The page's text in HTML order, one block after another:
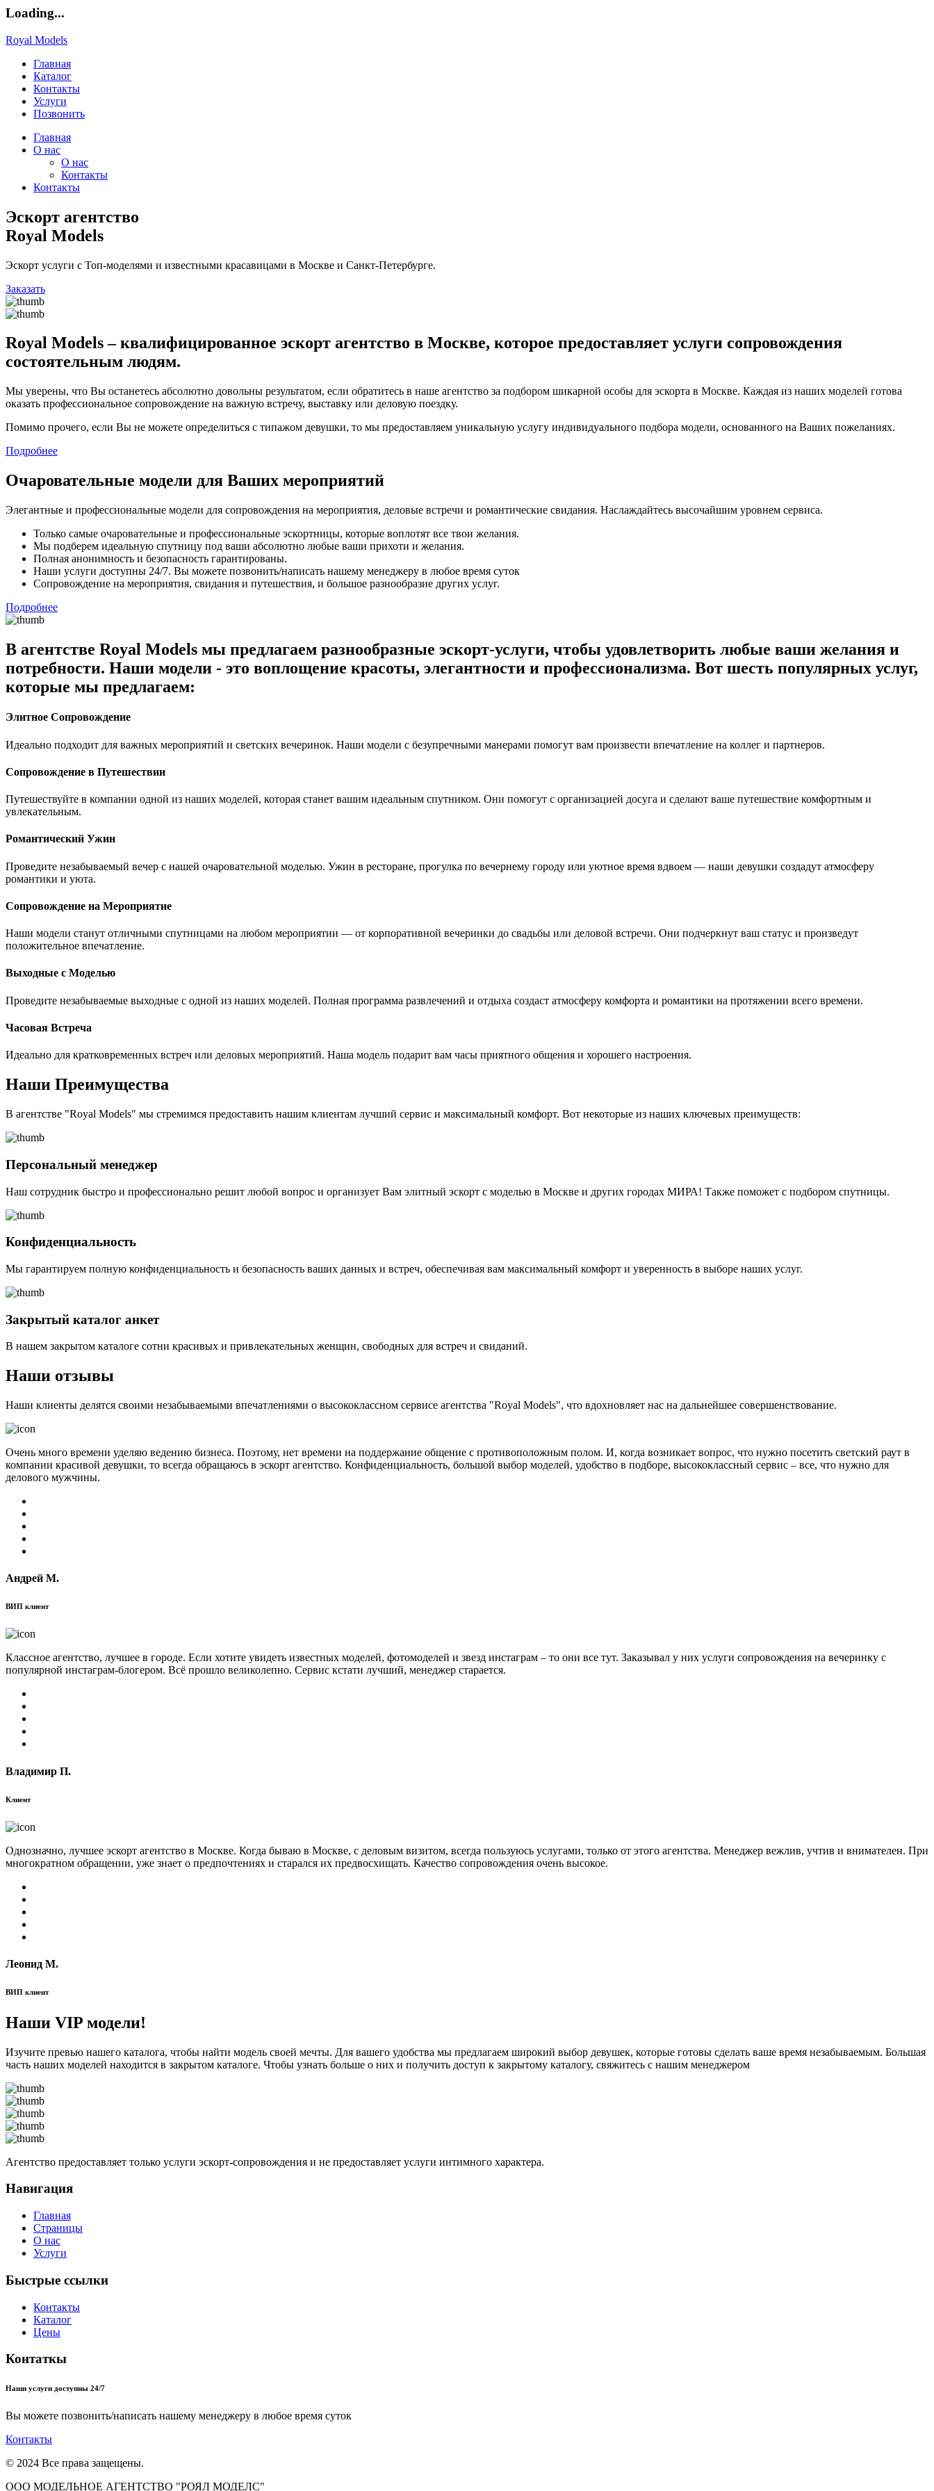
Loading...
Royal Models
Главная
Каталог
Контакты
Услуги
Позвонить
Главная
О нас
О нас
Контакты
Контакты
Эскорт агентство
Royal Models
Эскорт услуги с Топ-моделями и известными красавицами в Москве и Санкт-Петербурге.
Заказать
Royal Models – квалифицированное эскорт агентство в Москве, которое предоставляет услуги сопровождения
состоятельным людям.
Мы уверены, что Вы останетесь абсолютно довольны результатом, если обратитесь в наше агентство за подбором шикарной особы для эскорта в Москве. Каждая из наших моделей готова
оказать профессиональное сопровождение на важную встречу, выставку или деловую поездку.
Помимо прочего, если Вы не можете определиться с типажом девушки, то мы предоставляем уникальную услугу индивидуального подбора модели, основанного на Ваших пожеланиях.
Подробнее
Очаровательные модели для Ваших мероприятий
Элегантные и профессиональные модели для сопровождения на мероприятия, деловые встречи и романтические свидания. Наслаждайтесь высочайшим уровнем сервиса.
Только самые очаровательные и профессиональные эскортницы, которые воплотят все твои желания.
Мы подберем идеальную спутницу под ваши абсолютно любые ваши прихоти и желания.
Полная анонимность и безопасность гарантированы.
Наши услуги доступны 24/7. Вы можете позвонить/написать нашему менеджеру в любое время суток
Сопровождение на мероприятия, свидания и путешествия, и большое разнообразие других услуг.
Подробнее
В агентстве Royal Models мы предлагаем разнообразные эскорт-услуги, чтобы удовлетворить любые ваши желания и
потребности. Наши модели - это воплощение красоты, элегантности и профессионализма. Вот шесть популярных услуг,
которые мы предлагаем:
Элитное Сопровождение
Идеально подходит для важных мероприятий и светских вечеринок. Наши модели с безупречными манерами помогут вам произвести впечатление на коллег и партнеров.
Сопровождение в Путешествии
Путешествуйте в компании одной из наших моделей, которая станет вашим идеальным спутником. Они помогут с организацией досуга и сделают ваше путешествие комфортным и
увлекательным.
Романтический Ужин
Проведите незабываемый вечер с нашей очаровательной моделью. Ужин в ресторане, прогулка по вечернему городу или уютное время вдвоем — наши девушки создадут атмосферу
романтики и уюта.
Сопровождение на Мероприятие
Наши модели станут отличными спутницами на любом мероприятии — от корпоративной вечеринки до свадьбы или деловой встречи. Они подчеркнут ваш статус и произведут
положительное впечатление.
Выходные с Моделью
Проведите незабываемые выходные с одной из наших моделей. Полная программа развлечений и отдыха создаст атмосферу комфорта и романтики на протяжении всего времени.
Часовая Встреча
Идеально для кратковременных встреч или деловых мероприятий. Наша модель подарит вам часы приятного общения и хорошего настроения.
Наши Преимущества
В агентстве "Royal Models" мы стремимся предоставить нашим клиентам лучший сервис и максимальный комфорт. Вот некоторые из наших ключевых преимуществ:
Персональный менеджер
Наш сотрудник быстро и профессионально решит любой вопрос и организует Вам элитный эскорт с моделью в Москве и других городах МИРА! Также поможет с подбором спутницы.
Конфиденциальность
Мы гарантируем полную конфиденциальность и безопасность ваших данных и встреч, обеспечивая вам максимальный комфорт и уверенность в выборе наших услуг.
Закрытый каталог анкет
В нашем закрытом каталоге сотни красивых и привлекательных женщин, свободных для встреч и свиданий.
Наши отзывы
Наши клиенты делятся своими незабываемыми впечатлениями о высококлассном сервисе агентства "Royal Models", что вдохновляет нас на дальнейшее совершенствование.
Очень много времени уделяю ведению бизнеса. Поэтому, нет времени на поддержание общение с противоположным полом. И, когда возникает вопрос, что нужно посетить светский раут в
компании красивой девушки, то всегда обращаюсь в эскорт агентство. Конфиденциальность, большой выбор моделей, удобство в подборе, высококлассный сервис – все, что нужно для
делового мужчины.
Андрей М.
ВИП клиент
Классное агентство, лучшее в городе. Если хотите увидеть известных моделей, фотомоделей и звезд инстаграм – то они все тут. Заказывал у них услуги сопровождения на вечеринку с
популярной инстаграм-блогером. Всё прошло великолепно. Сервис кстати лучший, менеджер старается.
Владимир П.
Клиент
Однозначно, лучшее эскорт агентство в Москве. Когда бываю в Москве, с деловым визитом, всегда пользуюсь услугами, только от этого агентства. Менеджер вежлив, учтив и внимателен. При
многократном обращении, уже знает о предпочтениях и старался их предвосхищать. Качество сопровождения очень высокое.
Леонид М.
ВИП клиент
Наши VIP модели!
Изучите превью нашего каталога, чтобы найти модель своей мечты. Для вашего удобства мы предлагаем широкий выбор девушек, которые готовы сделать ваше время незабываемым. Большая
часть наших моделей находится в закрытом каталоге. Чтобы узнать больше о них и получить доступ к закрытому каталогу, свяжитесь с нашим менеджером
Агентство предоставляет только услуги эскорт-сопровождения и не предоставляет услуги интимного характера.
Навигация
Главная
Страницы
О нас
Услуги
Быстрые ссылки
Контакты
Каталог
Цены
Контаткы
Наши услуги доступны 24/7
Вы можете позвонить/написать нашему менеджеру в любое время суток
Контакты
© 2024 Все права защещены.
ООО МОДЕЛЬНОЕ АГЕНТСТВО "РОЯЛ МОДЕЛС"